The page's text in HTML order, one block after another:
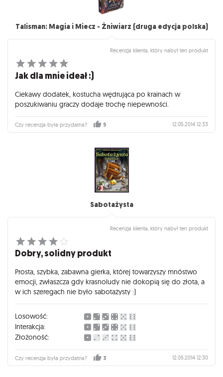
Talisman: Magia i Miecz - Żniwiarz (druga edycja polska)
Recenzja klienta, który nabył ten produkt
Jak dla mnie ideał :)
Ciekawy dodatek, kostucha wędrująca po krainach w
poszukiwaniu graczy dodaje trochę niepewności.
Czy recenzja była przydatna? 5 12.05.2014 12:33
Sabotażysta
Recenzja klienta, który nabył ten produkt
Dobry, solidny produkt
Prosta, szybka, zabawna gierka, której towarzyszy mnóstwo
emocji, zwłaszcza gdy krasnoludy nie dokopią się do złota, a
w ich szeregach nie było sabotażysty :)
Losowość:
Interakcja:
Złożoność:
Czy recenzja była przydatna? 3 12.05.2014 12:30